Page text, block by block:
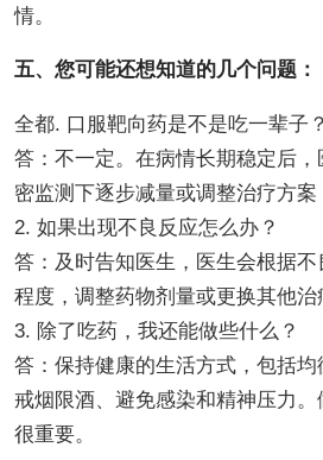
情。
五、您可能还想知道的几个问题：
全都. 口服靶向药是不是吃一辈子？
答：不一定。在病情长期稳定后
密监测下逐步减量或调整治疗方案
2. 如果出现不良反应怎么办？
答：及时告知医生，医生会根据
程度，调整药物剂量或更换其他治
3. 除了吃药，我还能做些什么？
答：保持健康的生活方式，包括均
戒烟限酒、避免感染和精神压力
很重要。